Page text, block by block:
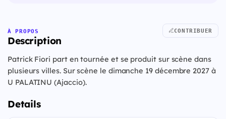
À PROPOS
Description
CONTRIBUER
Patrick Fiori part en tournée et se produit sur scène dans
plusieurs villes. Sur scène le dimanche 19 décembre 2027 à
U PALATINU (Ajaccio).
Details